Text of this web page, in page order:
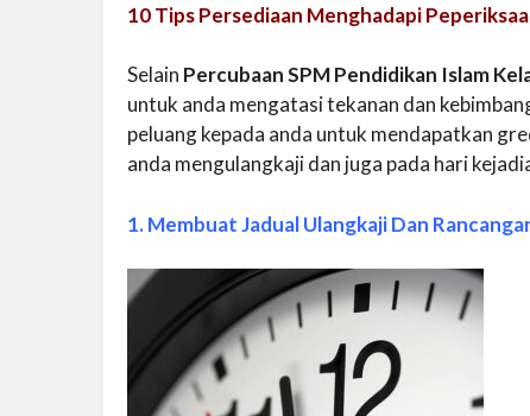
10 Tips Persediaan Menghadapi
Selain Percubaan SPM Pendidikan Islam
untuk anda mengatasi tekanan dan
peluang kepada anda untuk mendapatkan
anda mengulangkaji dan juga pada hari
1. Membuat Jadual Ulangkaji Dan